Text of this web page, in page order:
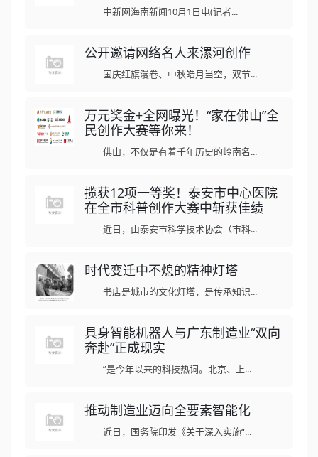
中新网海南新闻10月1日电(记者...
公开邀请网络名人来漯河创作
国庆红旗漫卷、中秋皓月当空，双节...
万元奖金+全网曝光！“家在佛山”全
民创作大赛等你来！
佛山，不仅是有着千年历史的岭南名...
揽获12项一等奖！泰安市中心医院
在全市科普创作大赛中斩获佳绩
近日，由泰安市科学技术协会（市科...
时代变迁中不熄的精神灯塔
书店是城市的文化灯塔，是传承知识...
具身智能机器人与广东制造业“双向
奔赴”正成现实
”是今年以来的科技热词。北京、上...
推动制造业迈向全要素智能化
近日，国务院印发《关于深入实施“...